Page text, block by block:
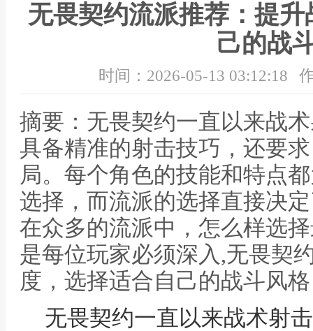
无畏契约流派推荐：提
己的战
时间：2026-05-13 03:12:18
摘要：无畏契约一直以来战
具备精准的射击技巧，还要
局。每个角色的技能和特点
选择，而流派的选择直接决
在众多的流派中，怎么样选
是每位玩家必须深入,无畏契
度，选择适合自己的战斗风格
无畏契约一直以来战术射